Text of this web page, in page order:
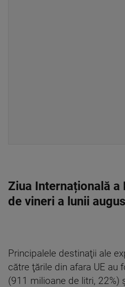
Ziua Internațională a
de vineri a lunii
Principalele destinaţii ale
către ţările din afara UE au
(911 milioane de litri, 22%)